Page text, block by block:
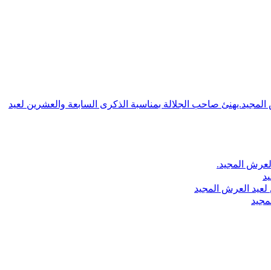
صاحب الجلالة بمناسبة الذكرى السابعة والعشرين لعيد
المجيد.
العرش المجيد